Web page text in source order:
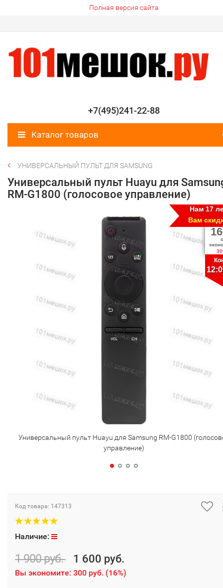
Полная версия сайта
+7(495)241-22-88
Каталог товаров
УНИВЕРСАЛЬНЫЙ ПУЛЬТ ДЛЯ SAMSUNG
Универсальный пульт Huayu для
RM-G1800 (голосовое управление)
Универсальный пульт Huayu для Samsung RM-G1800
управление)
Нам 17
Вам
16
Код товара: 147313
Наличие:
1 900 руб. 1 600 руб.
Вы экономите: 300 руб. (16%)